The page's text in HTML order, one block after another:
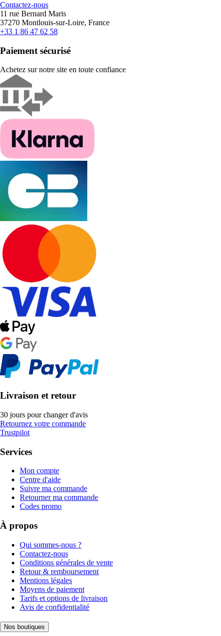
Contactez-nous
11 rue Bernard Maris
37270 Montlouis-sur-Loire, France
+33 1 86 47 62 58
Paiement sécurisé
Achetez sur notre site en toute confiance
Livraison et retour
30 jours pour changer d'avis
Retournez votre commande
Trustpilot
Services
Mon compte
Centre d'aide
Suivre ma commande
Retourner ma commande
Codes promo
À propos
Qui sommes-nous ?
Contactez-nous
Conditions générales de vente
Retour & remboursement
Mentions légales
Moyens de paiement
Tarifs et options de livraison
Avis de confidentialité
Nos boutiques